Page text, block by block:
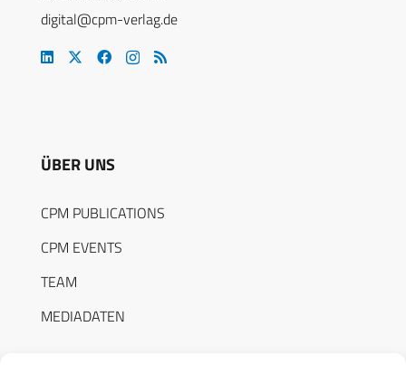
digital@cpm-verlag.de
ÜBER UNS
CPM PUBLICATIONS
CPM EVENTS
TEAM
MEDIADATEN